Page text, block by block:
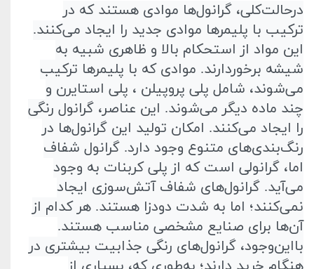
در‌حالت‌کلی، گرانول‌ها موادی هستند که در
ترکیب با پلیمر‌ها موادی جدید را ایجاد می‌کنند.
این مواد از استحکام بالا و ظاهری شبیه به
شیشه برخوردارند. موادی که با پلیمر‌ها ترکیب
می‌شوند، شامل پلی پروپیلن ، پلی استایرن و
چند ماده دیگر می‌شوند. این عناصر، گرانول رنگی
را ایجاد می‌کنند. امکان تولید این گرانول‌ها در
رنگ‌بندی‌های متنوع وجود دارد. گرانول شفاف
اما، گرانولی است که از پلی کربنات به وجود
می‌آید. گرانول‌های شفاف آتش‌سوزی ایجاد
نمی‌کنند؛ اما به شدت دود‌زا هستند. هر‌ کدام از
آن‌ها برای صنایع مشخصی مناسب هستند.
با‌این‌وجود، گرانول‌های رنگی جذابیت بیشتری در